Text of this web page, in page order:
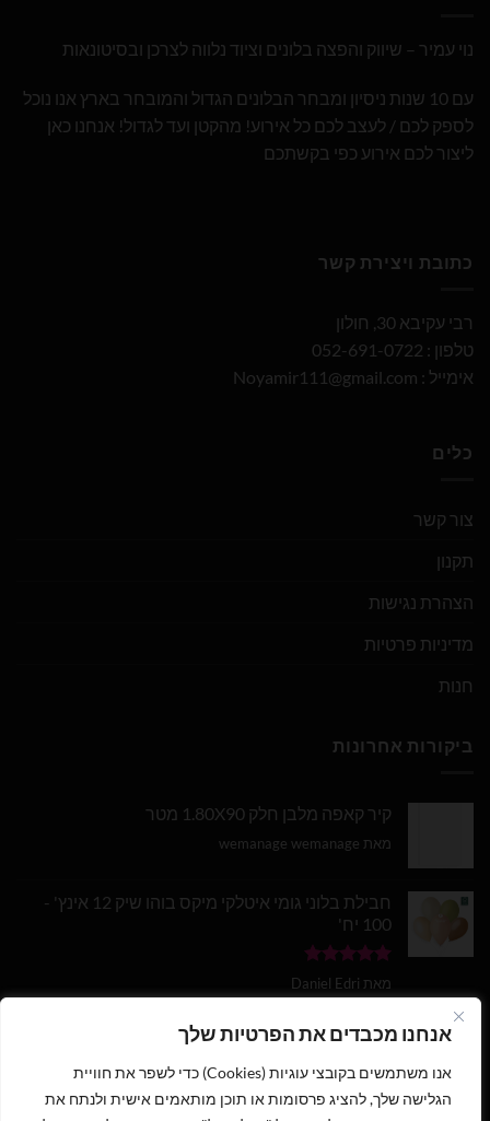
אנחנו מכבדים את הפרטיות שלך
אנו משתמשים בקובצי עוגיות (Cookies) כדי לשפר את חוויית
הגלישה שלך, להציג פרסומות או תוכן מותאמים אישית ולנתח את
נוי עמיר – שיווק והפצה בלונים וציוד נלווה לצרכן ובסיטונאות
עם 10 שנות ניסיון ומבחר הבלונים הגדול והמובחר בארץ אנו נוכל
לספק לכם / לעצב לכם כל אירוע! מהקטן ועד לגדול! אנחנו כאן
ליצור לכם אירוע כפי בקשתכם
כתובת ויצירת קשר
רבי עקיבא 30, חולון
טלפון : 052-691-0722
אימייל : Noyamir111@gmail.com
כלים
צור קשר
תקנון
הצהרת נגישות
מדיניות פרטיות
חנות
ביקורות אחרונות
קיר קאפה מלבן חלק 1.80X90 מטר
מאת wemanage wemanage
חבילת בלוני גומי איטלקי מיקס בוהו שיק 12 אינץ' -
100 יח'
דורג5מתוך
5
מאת Daniel Edri
דורג 5מתוך
5
מאת wemanage wemanage